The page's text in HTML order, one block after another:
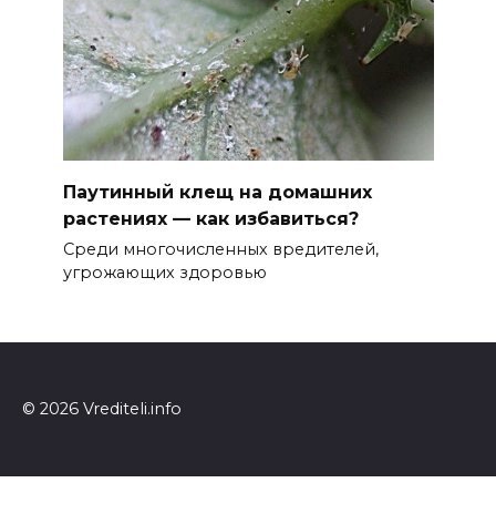
Паутинный клещ на домашних
растениях — как избавиться?
Среди многочисленных вредителей,
угрожающих здоровью
© 2026 Vrediteli.info